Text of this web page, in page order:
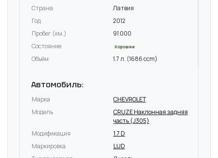
Страна
Латвия
Год
2012
Пробег (км.)
91 000
Состояние
Хорошее
Объём 1.7 л. (1686 ccm)
Автомобиль:
Марка
CHEVROLET
Модель
CRUZE Наклонная задняя
часть (J305)
Модификация
1.7 D
Маркировка
LUD